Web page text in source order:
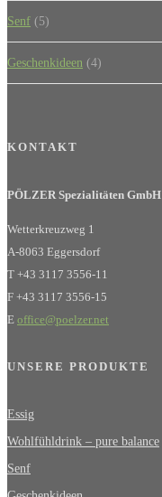
Senf (5)
Geschenkideen (4)
KONTAKT
PÖLZER Spezialitäten GmbH
Wetterkreuzweg 1
A-8063 Eggersdorf
T +43 3117 3556-11
F +43 3117 3556-15
E office@poelzer.net
UNSERE PRODUKTE
Essig
Wohlfühldrink – pure balance
Senf